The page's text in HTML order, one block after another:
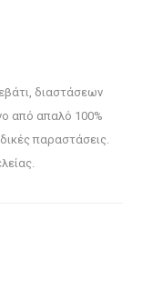
διαστάσεων
από απαλό 100%
παραστάσεις.